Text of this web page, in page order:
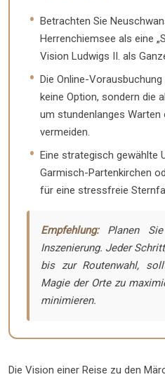
Betrachten Sie
Herrenchiemsee als eine
Vision Ludwigs II. als
Die Online-
keine Option, sondern die
um stundenlanges
vermeiden.
Eine strategisch gewählte
Garmisch-Partenkirchen
für eine stressfreie
Empfehlung:Planen
Inszenierung. Jeder
bis zur Routenwahl,
Magie der Orte zu
minimieren.
Die Vision einer Reise zu den